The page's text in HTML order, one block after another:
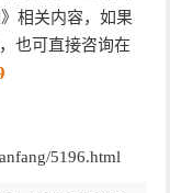
相关内容，如果
也可直接咨询在
5196.html